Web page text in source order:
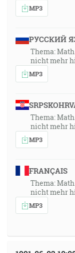
MP3
РУССКИЙ
Thema:
nicht mehr
MP3
Thema:
nicht mehr
MP3
FRANÇAIS
Thema:
nicht mehr
MP3